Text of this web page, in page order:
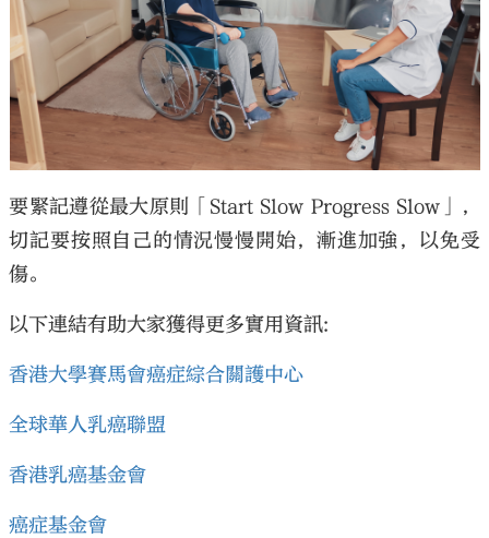
要緊記遵從最大原則「Start Slow Progress Slow」，
切記要按照自己的情況慢慢開始，漸進加強，以免受
傷。
以下連結有助大家獲得更多實用資訊:
香港大學賽馬會癌症綜合關護中心
全球華人乳癌聯盟
香港乳癌基金會
癌症基金會